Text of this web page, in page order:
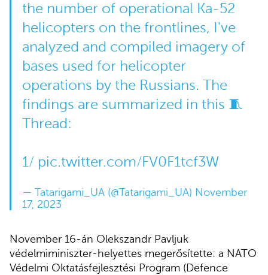
the number of operational Ka-52
helicopters on the frontlines, I've
analyzed and compiled imagery of
bases used for helicopter
operations by the Russians. The
findings are summarized in this 🧵
Thread:
1/ pic.twitter.com/FV0F1tcf3W
— Tatarigami_UA (@Tatarigami_UA) November
17, 2023
November 16-án Olekszandr Pavljuk
védelmiminiszter-helyettes megerősítette: a NATO
Védelmi Oktatásfejlesztési Program (Defence